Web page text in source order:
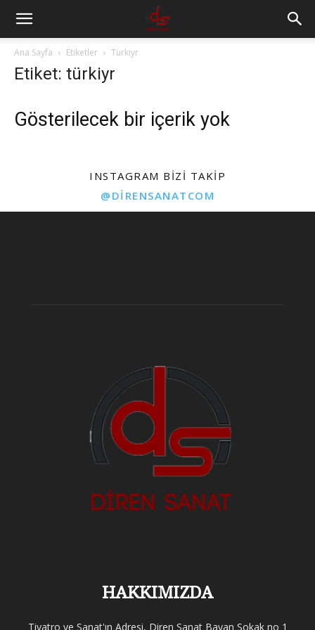
Ana Sayfa Etiketler Türkiyr
Etiket: türkiyr
Gösterilecek bir içerik yok
INSTAGRAM BIZI TAKIP
@DIRENSANATCOM
HAKKIMIZDA
Tiyatro ve Sanat'ın Adresi, Diren Sanat Bayan Sokak no 1